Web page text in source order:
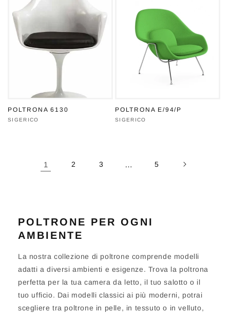
POLTRONA 6130
Produttore:
SIGERICO
POLTRONA E/94/P
Produttore:
SIGERICO
1 2 3 … 5
POLTRONE PER OGNI
AMBIENTE
La nostra collezione di poltrone comprende modelli
adatti a diversi ambienti e esigenze. Trova la poltrona
perfetta per la tua camera da letto, il tuo salotto o il
tuo ufficio. Dai modelli classici ai più moderni, potrai
scegliere tra poltrone in pelle, in tessuto o in velluto,